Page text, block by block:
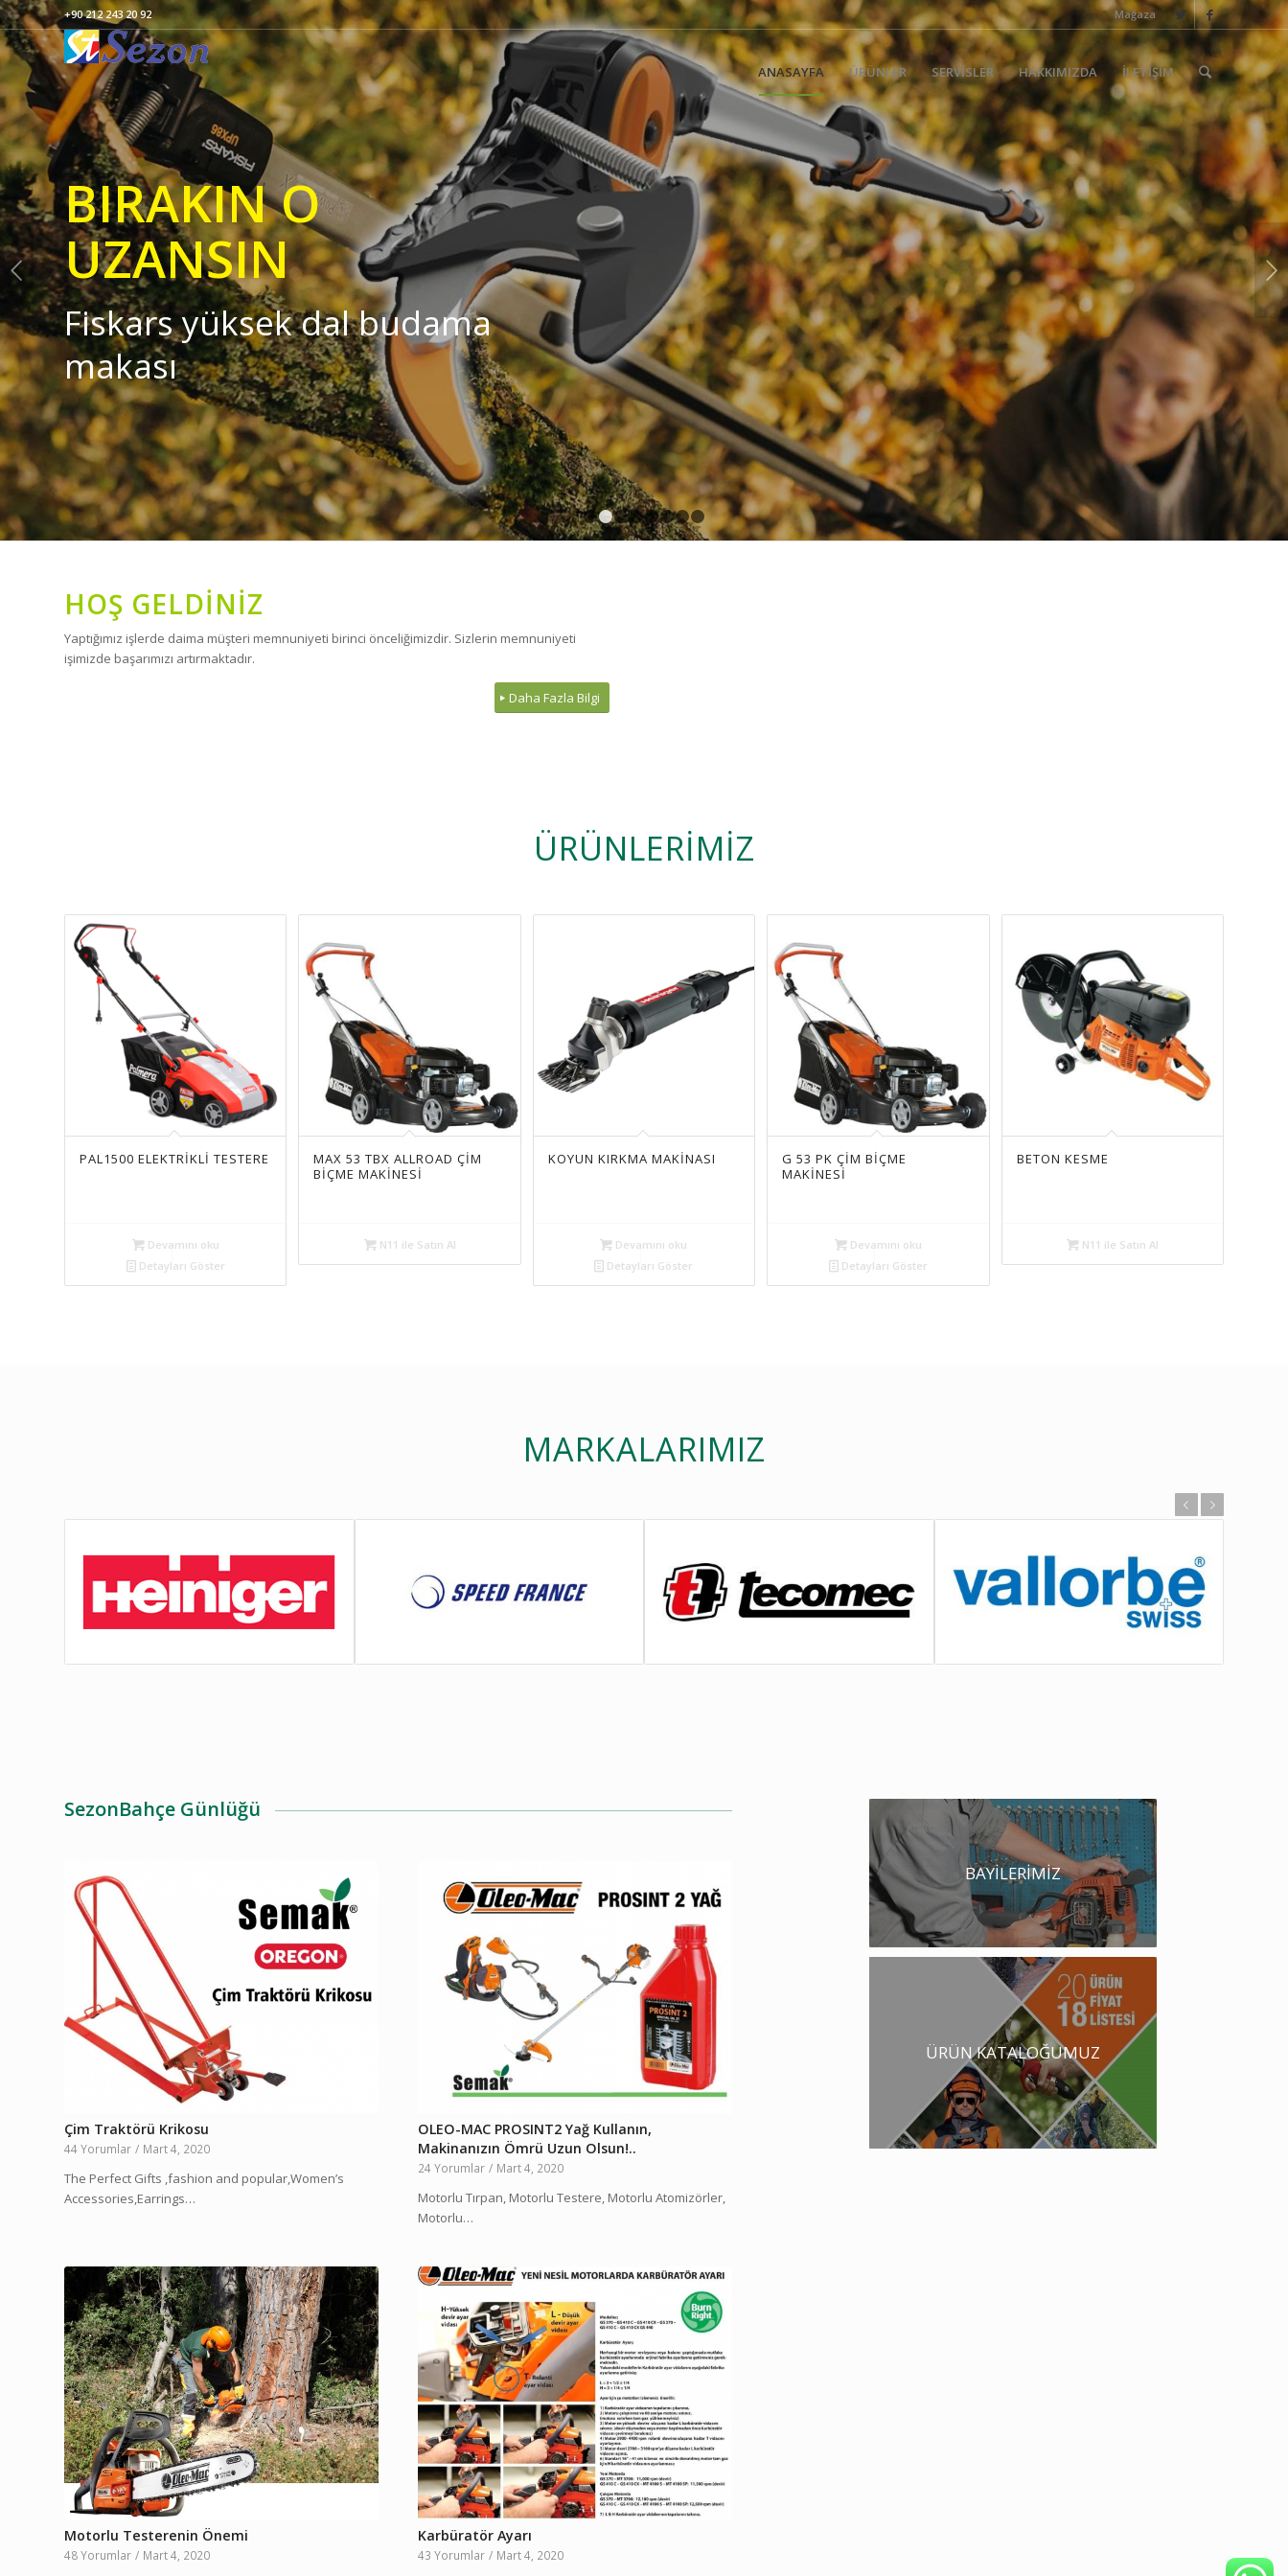
Mağaza
+90 212 243 20 92
ANASAYFA ÜRÜNLER SERVİSLER HAKKIMIZDA İLETİŞİM
BIRAKIN O
UZANSIN
Fiskars yüksek dal budama
makası
Sonraki
1 2 3 4 5 6 7 8
HOŞ GELDİNİZ
Yaptığımız işlerde daima müşteri memnuniyeti birinci önceliğimizdir. Sizlerin memnuniyeti
işimizde başarımızı artırmaktadır.
Daha Fazla Bilgi
ÜRÜNLERİMİZ
PAL1500 ELEKTRİKLİ TESTERE
Devamını oku
Detayları Göster
MAX 53 TBX ALLROAD ÇİM
BİÇME MAKİNESİ
N11 ile Satın Al
KOYUN KIRKMA MAKINASI
Devamını oku
Detayları Göster
G 53 PK ÇİM BİÇME
MAKİNESİ
Devamını oku
Detayları Göster
BETON KESME
N11 ile Satın Al
MARKALARIMIZ
SezonBahçe Günlüğü
Çim Traktörü Krikosu
44 Yorumlar / Mart 4, 2020
The Perfect Gifts ,fashion and popular,Women’s
Accessories,Earrings…
OLEO-MAC PROSINT2 Yağ Kullanın,
Makinanızın Ömrü Uzun Olsun!..
24 Yorumlar / Mart 4, 2020
Motorlu Tırpan, Motorlu Testere, Motorlu Atomizörler,
Motorlu…
Motorlu Testerenin Önemi
48 Yorumlar / Mart 4, 2020
Karbüratör Ayarı
43 Yorumlar / Mart 4, 2020
BAYİLERİMİZ
ÜRÜN KATALOĞUMUZ